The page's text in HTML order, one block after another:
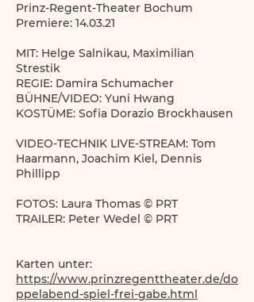
Prinz-Regent-Theater Bochum
Premiere: 14.03.21
MIT: Helge Salnikau, Maximilian
Strestik
REGIE: Damira Schumacher
BÜHNE/VIDEO: Yuni Hwang
KOSTÜME: Sofia Dorazio Brockhausen
VIDEO-TECHNIK LIVE-STREAM: Tom
Haarmann, Joachim Kiel, Dennis
Phillipp
FOTOS: Laura Thomas © PRT
TRAILER: Peter Wedel © PRT
Karten unter:
https://www.prinzregenttheater.de/do
ppelabend-spiel-frei-gabe.html